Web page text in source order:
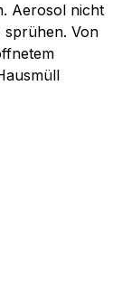
Aerosol nicht
sprühen. Von